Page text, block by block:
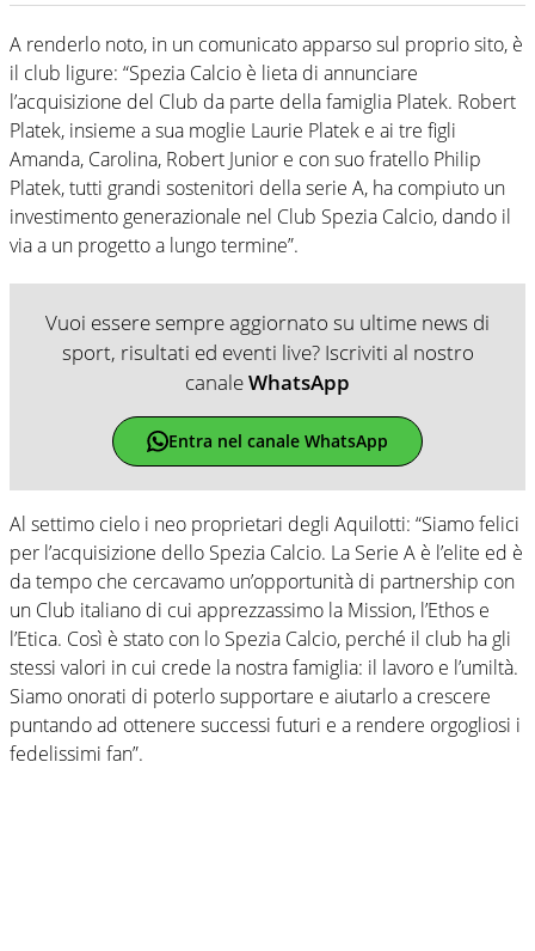
A renderlo noto, in un comunicato apparso sul proprio sito, è
il club ligure: “Spezia Calcio è lieta di annunciare
l’acquisizione del Club da parte della famiglia Platek. Robert
Platek, insieme a sua moglie Laurie Platek e ai tre figli
Amanda, Carolina, Robert Junior e con suo fratello Philip
Platek, tutti grandi sostenitori della serie A, ha compiuto un
investimento generazionale nel Club Spezia Calcio, dando il
via a un progetto a lungo termine”.
Vuoi essere sempre aggiornato su ultime news di
sport, risultati ed eventi live? Iscriviti al nostro
canaleWhatsApp
Entra nel canale WhatsApp
Al settimo cielo i neo proprietari degli Aquilotti: “Siamo felici
per l’acquisizione dello Spezia Calcio. La Serie A è l’elite ed è
da tempo che cercavamo un’opportunità di partnership con
un Club italiano di cui apprezzassimo la Mission, l’Ethos e
l’Etica. Così è stato con lo Spezia Calcio, perché il club ha gli
stessi valori in cui crede la nostra famiglia: il lavoro e l’umiltà.
Siamo onorati di poterlo supportare e aiutarlo a crescere
puntando ad ottenere successi futuri e a rendere orgogliosi i
fedelissimi fan”.